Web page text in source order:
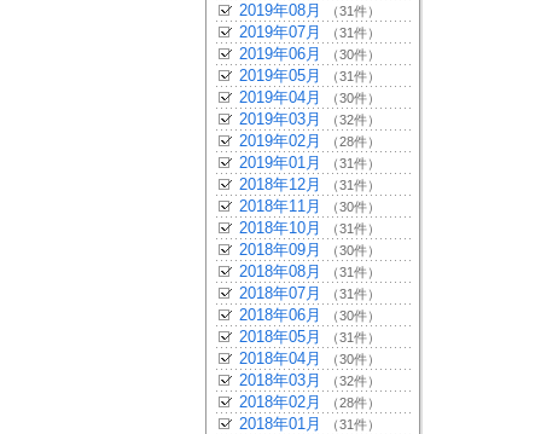
2019年08月 （31件）
2019年07月 （31件）
2019年06月 （30件）
2019年05月 （31件）
2019年04月 （30件）
2019年03月 （32件）
2019年02月 （28件）
2019年01月 （31件）
2018年12月 （31件）
2018年11月 （30件）
2018年10月 （31件）
2018年09月 （30件）
2018年08月 （31件）
2018年07月 （31件）
2018年06月 （30件）
2018年05月 （31件）
2018年04月 （30件）
2018年03月 （32件）
2018年02月 （28件）
2018年01月 （31件）